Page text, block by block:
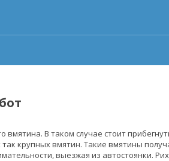
В таком случае стоит
крупных вмятин. Такие вмятины
выезжая из автостоянки.